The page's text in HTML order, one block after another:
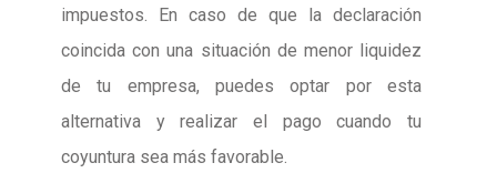
impuestos. En caso de que la declaración
coincida con una situación de menor liquidez
de tu empresa, puedes optar por esta
alternativa y realizar el pago cuando tu
coyuntura sea más favorable.